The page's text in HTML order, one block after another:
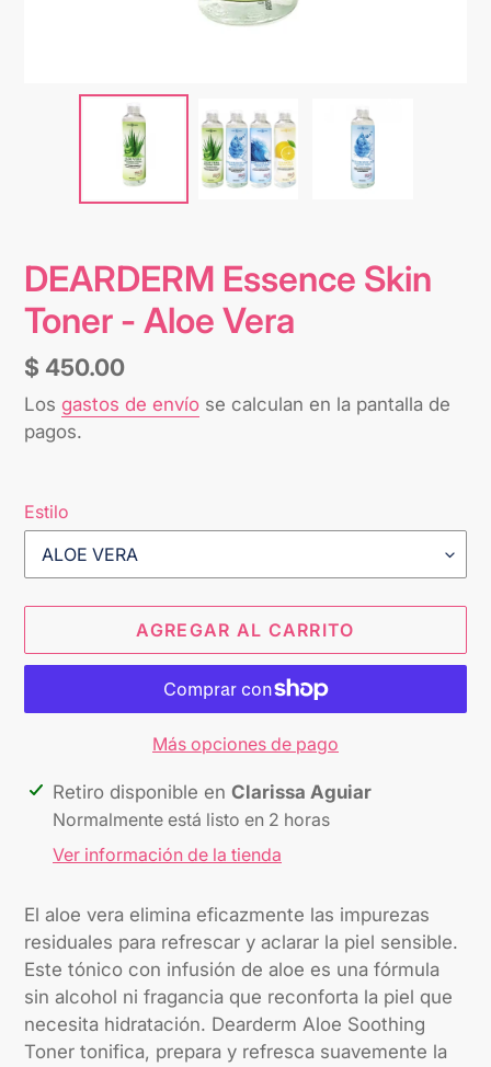
DEARDERM Essence Skin
Toner - Aloe Vera
Precio
habitual
$ 450.00
Los gastos de envío se calculan en la pantalla de
pagos.
Estilo
AGREGAR AL CARRITO
Más opciones de pago
Agregando
producto
carrito
Retiro disponible en Clarissa Aguiar
Normalmente está listo en 2 horas
Ver información de la tienda
El aloe vera elimina eficazmente las impurezas
residuales para refrescar y aclarar la piel sensible.
Este tónico con infusión de aloe es una fórmula
sin alcohol ni fragancia que reconforta la piel que
necesita hidratación. Dearderm Aloe Soothing
Toner tonifica, prepara y refresca suavemente la